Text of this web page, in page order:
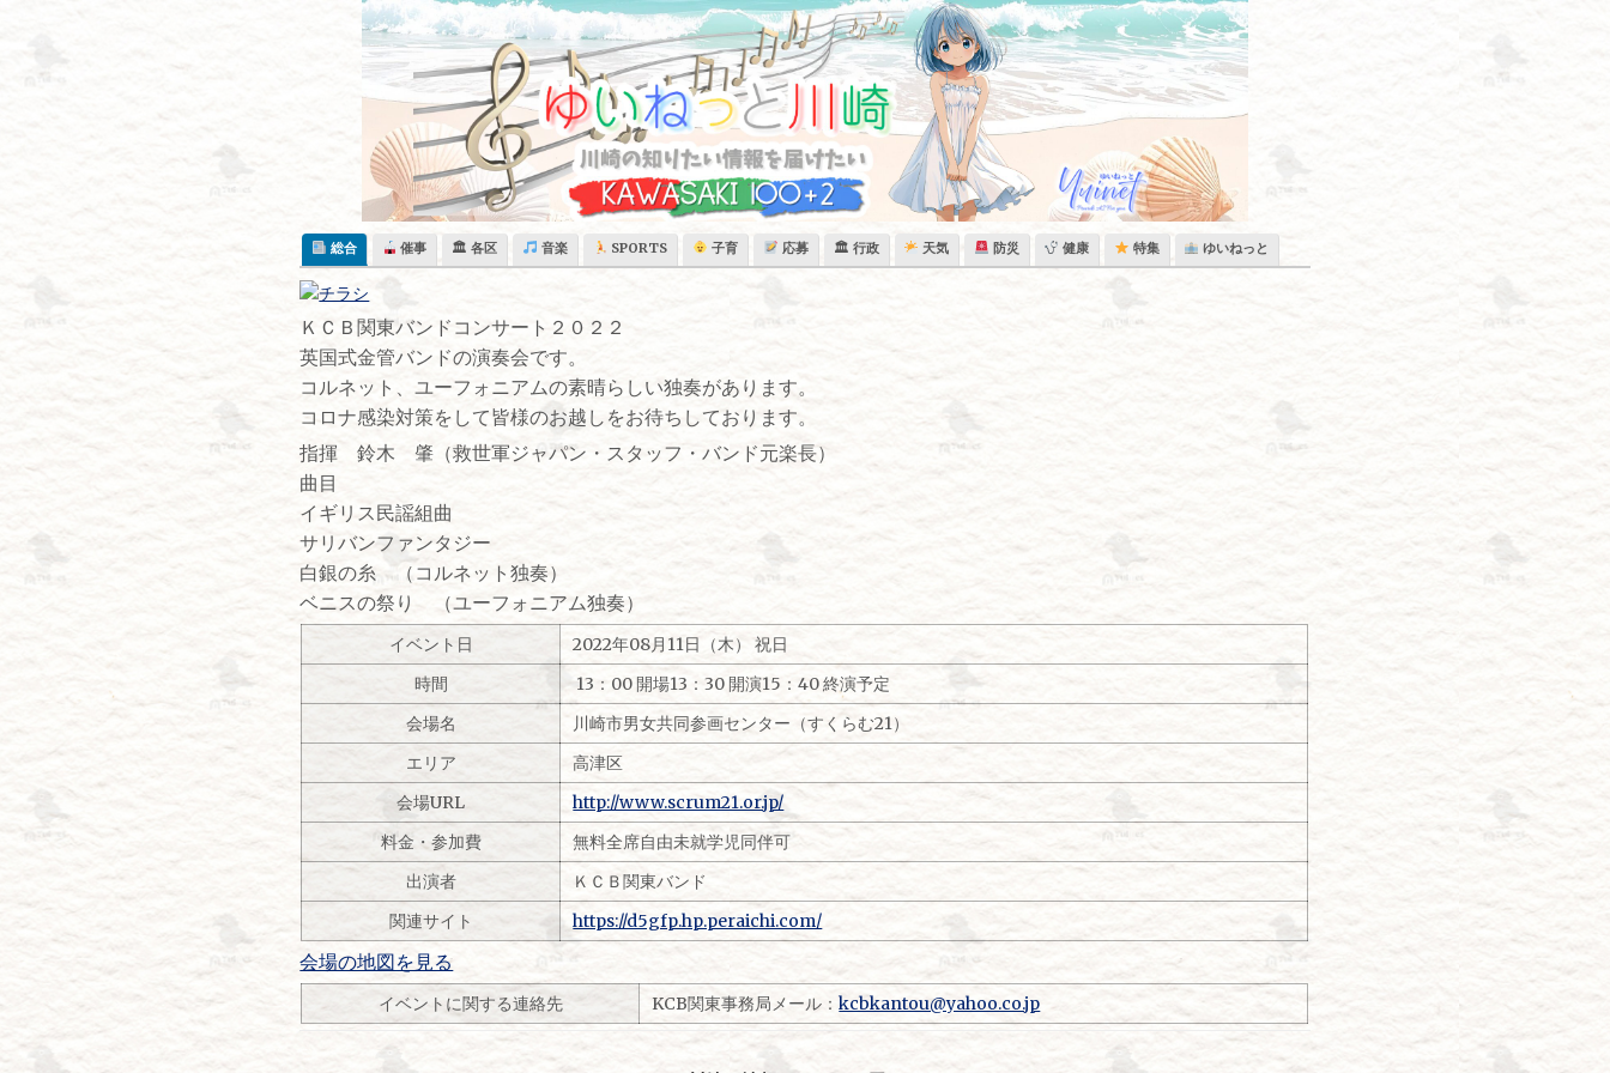
総合 催事 🏛 各区 音楽 SPORTS 子育 応募 🏛 行政 天気 防災 健康 特集 ゆいねっと
ＫＣＢ関東バンドコンサート２０２２
英国式金管バンドの演奏会です。
コルネット、ユーフォニアムの素晴らしい独奏があります。
コロナ感染対策をして皆様のお越しをお待ちしております。
指揮 鈴木 肇（救世軍ジャパン・スタッフ・バンド元楽長）
曲目
イギリス民謡組曲
サリバンファンタジー
白銀の糸 （コルネット独奏）
ベニスの祭り （ユーフォニアム独奏）
イベント日
2022年08月11日（木） 祝日
時間
13：00 開場13：30 開演15：40 終演予定
会場名
川崎市男女共同参画センター（すくらむ21）
エリア
高津区
会場URL
http://www.scrum21.or.jp/
料金・参加費
無料全席自由未就学児同伴可
出演者
ＫＣＢ関東バンド
関連サイト
https://d5gfp.hp.peraichi.com/
会場の地図を見る
イベントに関する連絡先 KCB関東事務局メール：kcbkantou@yahoo.co.jp